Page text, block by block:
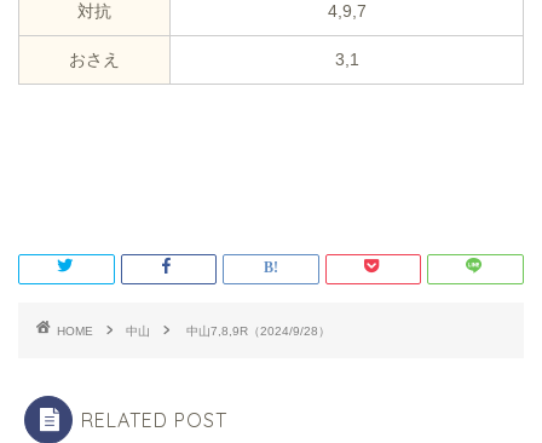
対抗 4,9,7
おさえ 3,1
HOME 中山 中山7,8,9R（2024/9/28）
RELATED POST